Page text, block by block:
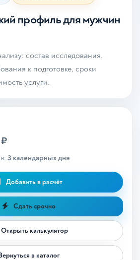
профиль для мужчин
состав исследования,
к подготовке, сроки
услуги.
₽
3 календарных дня
Добавить в расчёт
Сдать срочно
Открыть калькулятор
в каталог